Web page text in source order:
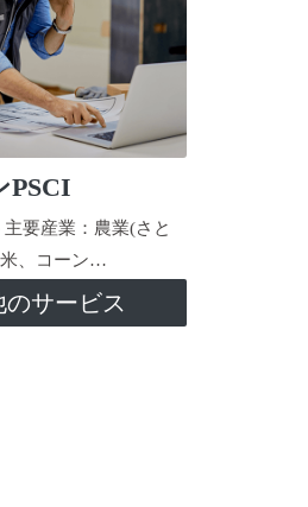
PSCI
要産業：農業(さと
、コーン…
のサービス